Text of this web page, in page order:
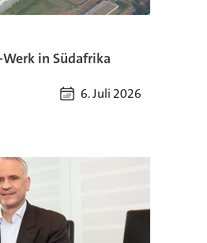
in Südafrika
6. Juli 2026